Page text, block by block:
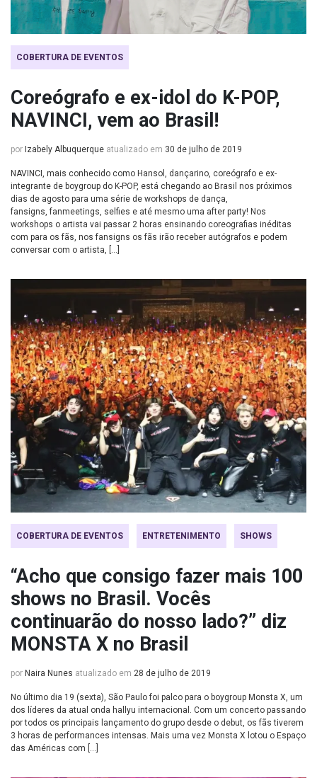
COBERTURA DE EVENTOS
Coreógrafo e ex-idol do K-POP,
NAVINCI, vem ao Brasil!
por Izabely Albuquerque atualizado em 30 de julho de 2019
NAVINCI, mais conhecido como Hansol, dançarino, coreógrafo e ex-
integrante de boygroup do K-POP, está chegando ao Brasil nos próximos
dias de agosto para uma série de workshops de dança,
fansigns, fanmeetings, selfies e até mesmo uma after party! Nos
workshops o artista vai passar 2 horas ensinando coreografias inéditas
com para os fãs, nos fansigns os fãs irão receber autógrafos e podem
conversar com o artista, […]
COBERTURA DE EVENTOS ENTRETENIMENTO SHOWS
“Acho que consigo fazer mais 100
shows no Brasil. Vocês
continuarão do nosso lado?” diz
MONSTA X no Brasil
por Naira Nunes atualizado em 28 de julho de 2019
No último dia 19 (sexta), São Paulo foi palco para o boygroup Monsta X, um
dos líderes da atual onda hallyu internacional. Com um concerto passando
por todos os principais lançamento do grupo desde o debut, os fãs tiverem
3 horas de performances intensas. Mais uma vez Monsta X lotou o Espaço
das Américas com […]